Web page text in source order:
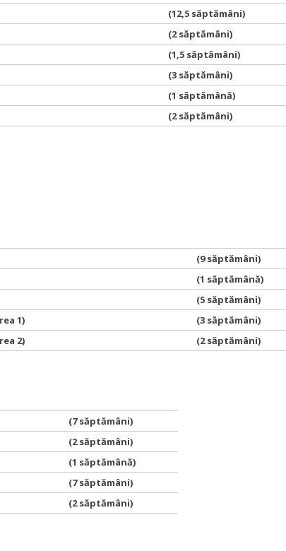
(12,5 săptămâni)
(2 săptămâni)
(1,5 săptămâni)
(3 săptămâni)
(1 săptămână)
(2 săptămâni)
(9 săptămâni)
(1 săptămână)
(5 săptămâni)
1)
(3 săptămâni)
2) (2 săptămâni)
(7 săptămâni)
(2 săptămâni)
(1 săptămână)
(7 săptămâni)
(2 săptămâni)